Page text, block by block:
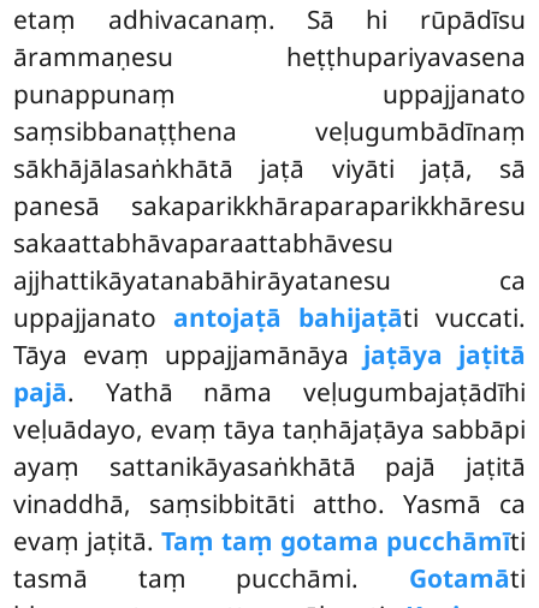
etaṃ adhivacanaṃ. Sā hi rūpādīsu
ārammaṇesu heṭṭhupariyavasena
punappunaṃ uppajjanato
saṃsibbanaṭṭhena veḷugumbādīnaṃ
sākhājālasaṅkhātā jaṭā viyāti jaṭā, sā
panesā sakaparikkhāraparaparikkhāresu
sakaattabhāvaparaattabhāvesu
ajjhattikāyatanabāhirāyatanesu ca
uppajjanato antojaṭā bahijaṭāti vuccati.
Tāya evaṃ uppajjamānāya jaṭāya jaṭitā
pajā. Yathā nāma veḷugumbajaṭādīhi
veḷuādayo, evaṃ tāya taṇhājaṭāya sabbāpi
ayaṃ sattanikāyasaṅkhātā pajā jaṭitā
vinaddhā, saṃsibbitāti attho. Yasmā ca
evaṃ jaṭitā.Taṃ taṃ gotama pucchāmīti
tasmā taṃ pucchāmi. Gotamāti